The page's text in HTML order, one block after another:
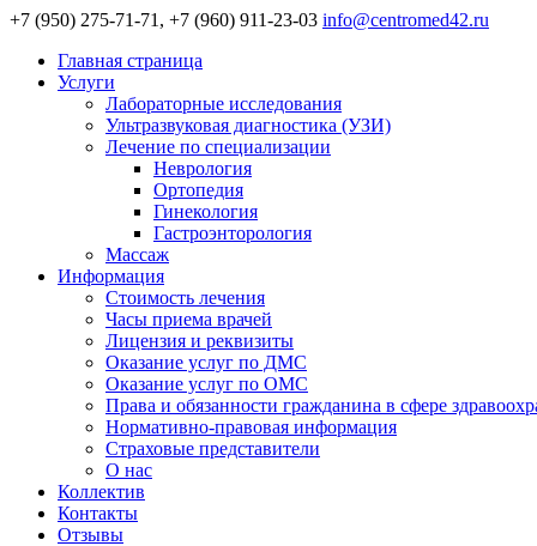
+7 (950) 275-71-71, +7 (960) 911-23-03 info@centromed42.ru
Главная страница
Услуги
Лабораторные исследования
Ультразвуковая диагностика (УЗИ)
Лечение по специализации
Неврология
Ортопедия
Гинекология
Гастроэнторология
Массаж
Информация
Стоимость лечения
Часы приема врачей
Лицензия и реквизиты
Оказание услуг по ДМС
Оказание услуг по ОМС
Права и обязанности гражданина в сфере
Нормативно-правовая информация
Страховые представители
О нас
Коллектив
Контакты
Отзывы